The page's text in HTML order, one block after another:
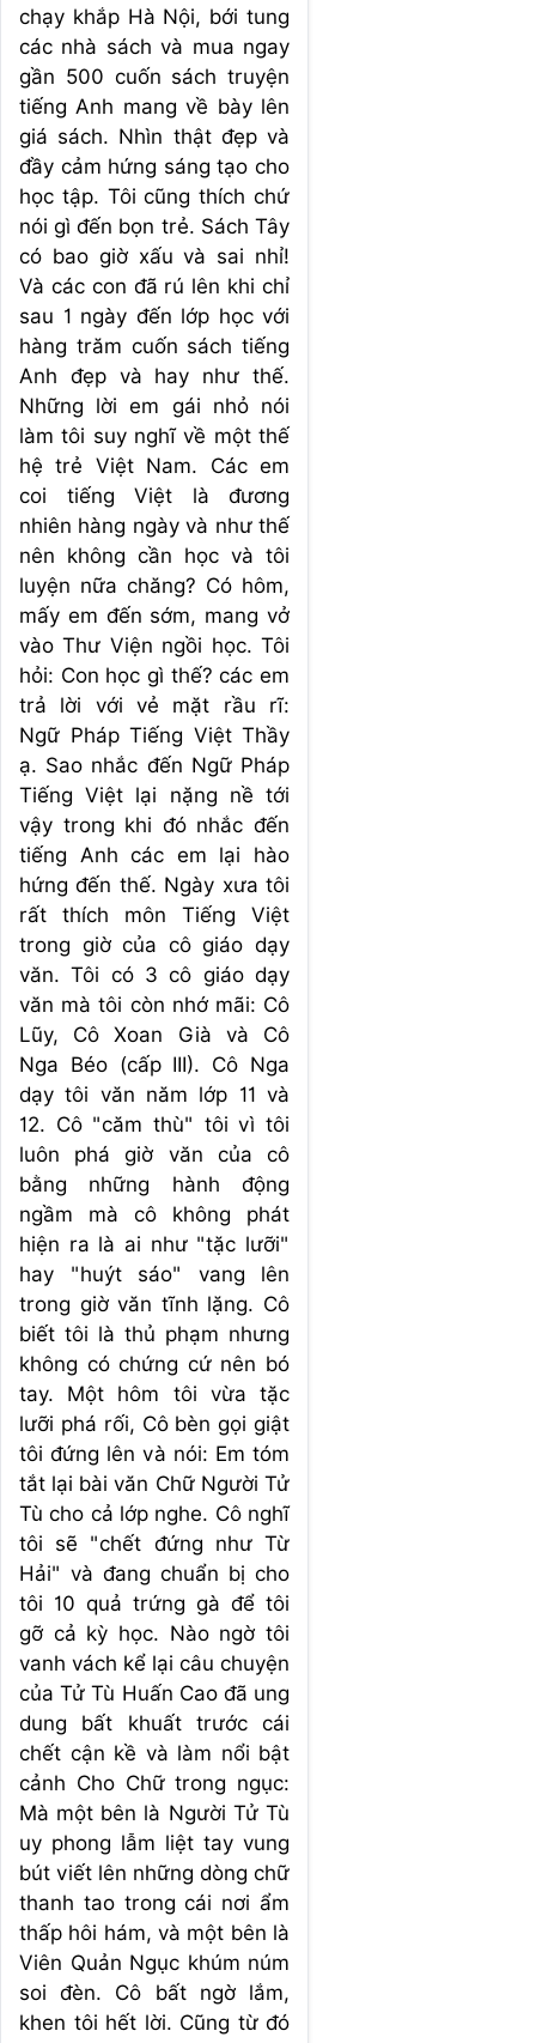
chạy khắp Hà Nội, bới tung
các nhà sách và mua ngay
gần 500 cuốn sách truyện
tiếng Anh mang về bày lên
giá sách. Nhìn thật đẹp và
đầy cảm hứng sáng tạo cho
học tập. Tôi cũng thích chứ
nói gì đến bọn trẻ. Sách Tây
có bao giờ xấu và sai nhỉ!
Và các con đã rú lên khi chỉ
sau 1 ngày đến lớp học với
hàng trăm cuốn sách tiếng
Anh đẹp và hay như thế.
Những lời em gái nhỏ nói
làm tôi suy nghĩ về một thế
hệ trẻ Việt Nam. Các em
coi tiếng Việt là đương
nhiên hàng ngày và như thế
nên không cần học và tôi
luyện nữa chăng? Có hôm,
mấy em đến sớm, mang vở
vào Thư Viện ngồi học. Tôi
hỏi: Con học gì thế? các em
trả lời với vẻ mặt rầu rĩ:
Ngữ Pháp Tiếng Việt Thầy
ạ. Sao nhắc đến Ngữ Pháp
Tiếng Việt lại nặng nề tới
vậy trong khi đó nhắc đến
tiếng Anh các em lại hào
hứng đến thế. Ngày xưa tôi
rất thích môn Tiếng Việt
trong giờ của cô giáo dạy
văn. Tôi có 3 cô giáo dạy
văn mà tôi còn nhớ mãi: Cô
Lũy, Cô Xoan Già và Cô
Nga Béo (cấp III). Cô Nga
dạy tôi văn năm lớp 11 và
12. Cô "căm thù" tôi vì tôi
luôn phá giờ văn của cô
bằng những hành động
ngầm mà cô không phát
hiện ra là ai như "tặc lưỡi"
hay "huýt sáo" vang lên
trong giờ văn tĩnh lặng. Cô
biết tôi là thủ phạm nhưng
không có chứng cứ nên bó
tay. Một hôm tôi vừa tặc
lưỡi phá rối, Cô bèn gọi giật
tôi đứng lên và nói: Em tóm
tắt lại bài văn Chữ Người Tử
Tù cho cả lớp nghe. Cô nghĩ
tôi sẽ "chết đứng như Từ
Hải" và đang chuẩn bị cho
tôi 10 quả trứng gà để tôi
gỡ cả kỳ học. Nào ngờ tôi
vanh vách kể lại câu chuyện
của Tử Tù Huấn Cao đã ung
dung bất khuất trước cái
chết cận kề và làm nổi bật
cảnh Cho Chữ trong ngục:
Mà một bên là Người Tử Tù
uy phong lẫm liệt tay vung
bút viết lên những dòng chữ
thanh tao trong cái nơi ẩm
thấp hôi hám, và một bên là
Viên Quản Ngục khúm núm
soi đèn. Cô bất ngờ lắm,
khen tôi hết lời. Cũng từ đó